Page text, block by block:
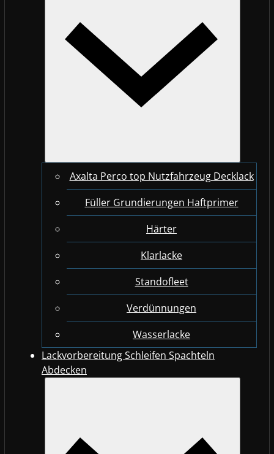
Axalta Perco top Nutzfahrzeug Decklack
Füller Grundierungen Haftprimer
Härter
Klarlacke
Standofleet
Verdünnungen
Wasserlacke
Lackvorbereitung Schleifen Spachteln
Abdecken